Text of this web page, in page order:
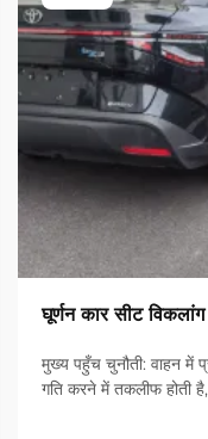
घूर्णन कार सीट
मुख्य पहुँच चुनौती: वाहन में
गति करने में तकलीफ होती